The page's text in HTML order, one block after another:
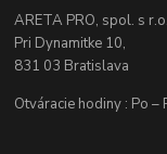
ARETA PRO, spol. s r.o.
Pri Dynamitke 10,
831 03 Bratislava
Otváracie hodiny : Po –